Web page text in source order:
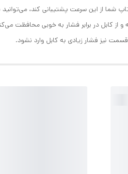
کابل در برابر فشار به خوبی محافظت
نیز فشار زیادی به کابل وارد نشود.